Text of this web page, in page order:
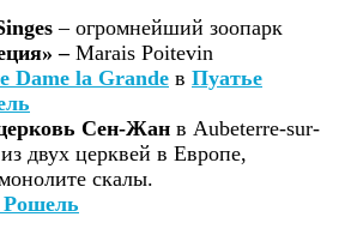
– огромнейший зоопарк
–Marais Poitevin
Dame la Grande в Пуатье
Сен-Жан в Aubeterre-sur-
двух церквей в Европе,
скалы.